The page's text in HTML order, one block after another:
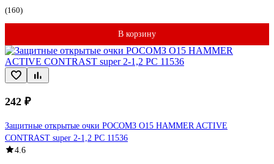
(160)
В корзину
242 ₽
Защитные открытые очки РОСОМЗ О15 HAMMER ACTIVE
CONTRAST super 2-1,2 PC 11536
4.6